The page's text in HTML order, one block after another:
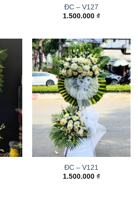
ĐC – V127
1.500.000 ₫
ĐC – V121
1.500.000 ₫